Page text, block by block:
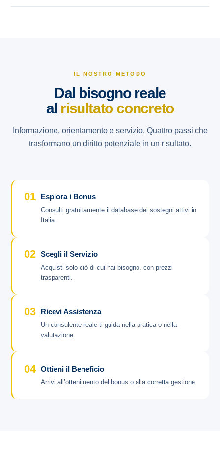
IL NOSTRO METODO
Dal bisogno reale
al risultato concreto
Informazione, orientamento e servizio. Quattro passi che
trasformano un diritto potenziale in un risultato.
01 Esplora i Bonus
Consulti gratuitamente il database dei sostegni attivi in
Italia.
02 Scegli il Servizio
Acquisti solo ciò di cui hai bisogno, con prezzi
trasparenti.
03 Ricevi Assistenza
Un consulente reale ti guida nella pratica o nella
valutazione.
04 Ottieni il Beneficio
Arrivi all’ottenimento del bonus o alla corretta gestione.